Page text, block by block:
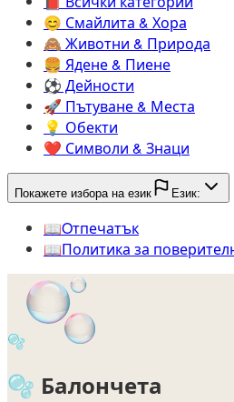
😊️ Смайлита & Хора
🙈️ Животни & Природа
🍔️ Ядене & Пиене
⚽️ Дейности
🚀️ Пътуване & Места
💡️ Обекти
❤️ Символи & Знаци
Покажете избора на език Език:
📖️Oтпечатък
📖️Политика за
🫧
🫧 Балончета